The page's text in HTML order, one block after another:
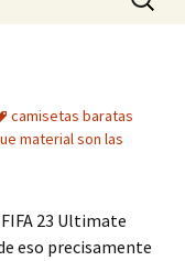
camisetas baratas
material son las
23 Ultimate
eso precisamente